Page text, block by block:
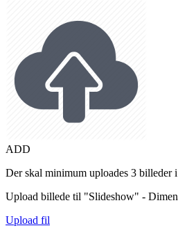
ADD
Der skal minimum uploades 3 billeder
Upload billede til "Slideshow" -
Upload fil